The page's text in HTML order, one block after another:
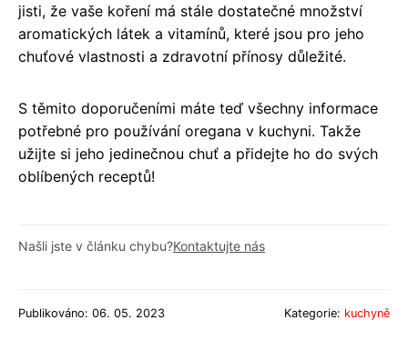
jisti, že vaše koření má stále dostatečné množství
aromatických látek a vitamínů, které jsou pro jeho
chuťové vlastnosti a zdravotní přínosy důležité.
S těmito doporučeními máte teď všechny informace
potřebné pro používání oregana v kuchyni. Takže
užijte si jeho jedinečnou chuť a přidejte ho do svých
oblíbených receptů!
Našli jste v článku chybu?Kontaktujte nás
Publikováno: 06. 05. 2023 Kategorie: kuchyně